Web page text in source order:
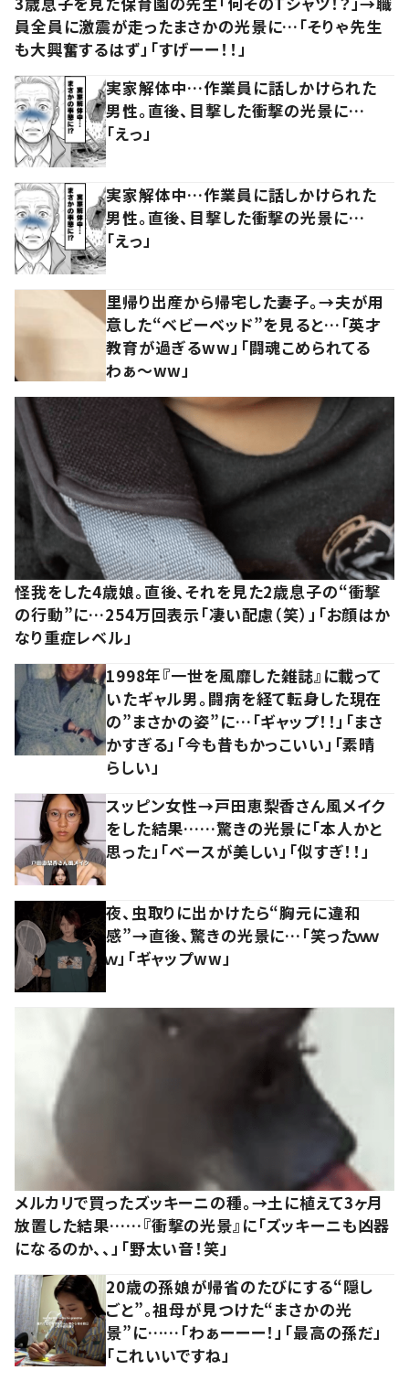
員全員に激震が走ったまさかの光景に…「そりゃ先生
も大興奮するはず」「すげーー！！」
実家解体中…作業員に話しかけられた
男性。直後、目撃した衝撃の光景に…
「えっ」
実家解体中…作業員に話しかけられた
男性。直後、目撃した衝撃の光景に…
「えっ」
里帰り出産から帰宅した妻子。→夫が用
意した“ベビーベッド”を見ると…「英才
教育が過ぎるww」「闘魂こめられてる
わぁ～ww」
怪我をした4歳娘。直後、それを見た2歳息子の“衝撃
の行動”に…254万回表示「凄い配慮（笑）」「お顔はか
なり重症レベル」
1998年『一世を風靡した雑誌』に載って
いたギャル男。闘病を経て転身した現在
の”まさかの姿”に…「ギャップ！！」「まさ
かすぎる」「今も昔もかっこいい」「素晴
らしい」
スッピン女性→戸田恵梨香さん風メイク
をした結果……驚きの光景に「本人かと
思った」「ベースが美しい」「似すぎ！！」
夜、虫取りに出かけたら“胸元に違和
感”→直後、驚きの光景に…「笑ったｗｗ
ｗ」「ギャップww」
メルカリで買ったズッキーニの種。→土に植えて3ヶ月
放置した結果……『衝撃の光景』に「ズッキーニも凶器
になるのか、、」「野太い音！笑」
20歳の孫娘が帰省のたびにする“隠し
ごと”。祖母が見つけた“まさかの光
景”に……「わぁーーー！」「最高の孫だ」
「これいいですね」